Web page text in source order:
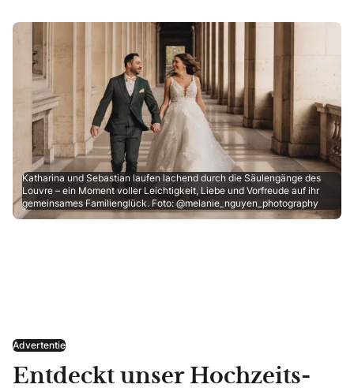
Katharina und Sebastian laufen lachend durch die Säulengänge des
Louvre – ein Moment voller Leichtigkeit, Liebe und Vorfreude auf ihr
gemeinsames Familienglück. Foto: @melanie_nguyen_photography
Advertentie
Entdeckt unser Hochzeits-